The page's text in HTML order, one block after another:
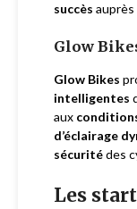
succès auprès
Glow
Glow Bikes
intelligentes
aux
d’éclairage
sécuritédes
Les